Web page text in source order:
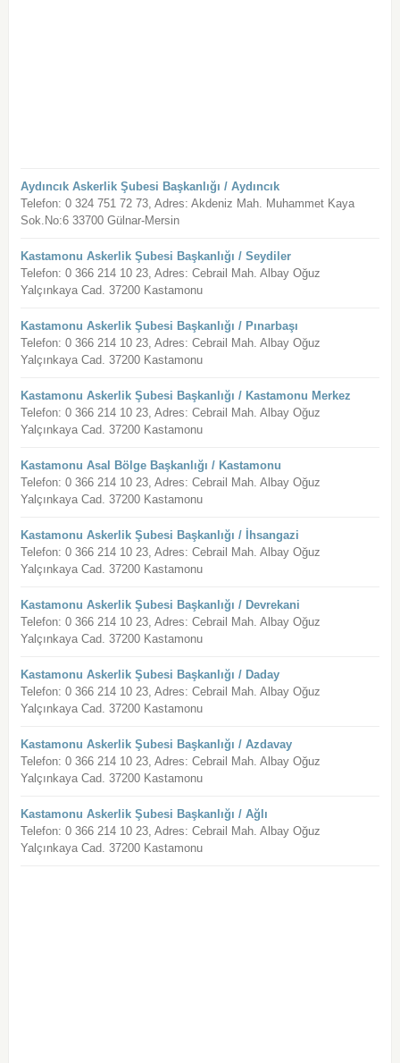
Aydıncık Askerlik Şubesi Başkanlığı / Aydıncık
Telefon: 0 324 751 72 73, Adres: Akdeniz Mah. Muhammet Kaya
Sok.No:6 33700 Gülnar-Mersin
Kastamonu Askerlik Şubesi Başkanlığı / Seydiler
Telefon: 0 366 214 10 23, Adres: Cebrail Mah. Albay Oğuz
Yalçınkaya Cad. 37200 Kastamonu
Kastamonu Askerlik Şubesi Başkanlığı / Pınarbaşı
Telefon: 0 366 214 10 23, Adres: Cebrail Mah. Albay Oğuz
Yalçınkaya Cad. 37200 Kastamonu
Kastamonu Askerlik Şubesi Başkanlığı / Kastamonu Merkez
Telefon: 0 366 214 10 23, Adres: Cebrail Mah. Albay Oğuz
Yalçınkaya Cad. 37200 Kastamonu
Kastamonu Asal Bölge Başkanlığı / Kastamonu
Telefon: 0 366 214 10 23, Adres: Cebrail Mah. Albay Oğuz
Yalçınkaya Cad. 37200 Kastamonu
Kastamonu Askerlik Şubesi Başkanlığı / İhsangazi
Telefon: 0 366 214 10 23, Adres: Cebrail Mah. Albay Oğuz
Yalçınkaya Cad. 37200 Kastamonu
Kastamonu Askerlik Şubesi Başkanlığı / Devrekani
Telefon: 0 366 214 10 23, Adres: Cebrail Mah. Albay Oğuz
Yalçınkaya Cad. 37200 Kastamonu
Kastamonu Askerlik Şubesi Başkanlığı / Daday
Telefon: 0 366 214 10 23, Adres: Cebrail Mah. Albay Oğuz
Yalçınkaya Cad. 37200 Kastamonu
Kastamonu Askerlik Şubesi Başkanlığı / Azdavay
Telefon: 0 366 214 10 23, Adres: Cebrail Mah. Albay Oğuz
Yalçınkaya Cad. 37200 Kastamonu
Kastamonu Askerlik Şubesi Başkanlığı / Ağlı
Telefon: 0 366 214 10 23, Adres: Cebrail Mah. Albay Oğuz
Yalçınkaya Cad. 37200 Kastamonu